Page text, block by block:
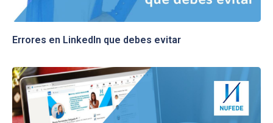
Errores en LinkedIn que debes evitar